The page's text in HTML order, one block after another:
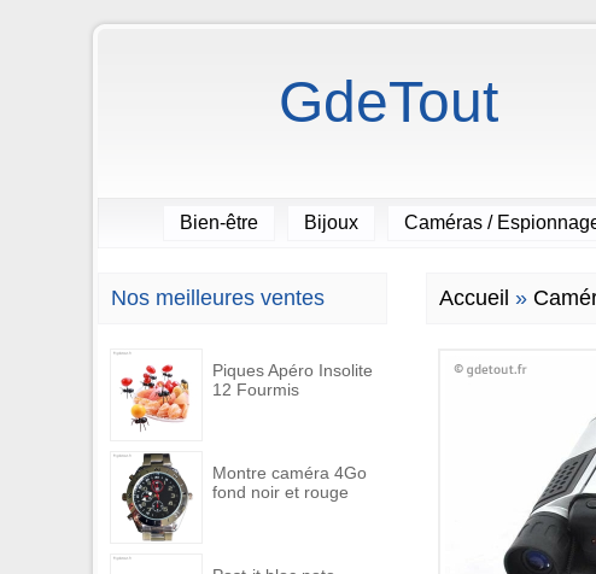
GdeTout
Bien-être Bijoux Caméras /
Nos meilleures ventes
Piques Apéro Insolite
12 Fourmis
Montre caméra 4Go
fond noir et rouge
Accueil »